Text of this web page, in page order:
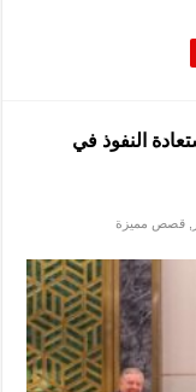
النفوذ في
قصص مميزة